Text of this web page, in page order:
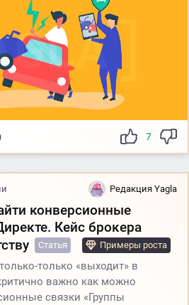
7
Редакция Yagla
конверсионные
Кейс брокера
Статья Примеры роста
только «выходит» в
важно как можно
связки «Группы